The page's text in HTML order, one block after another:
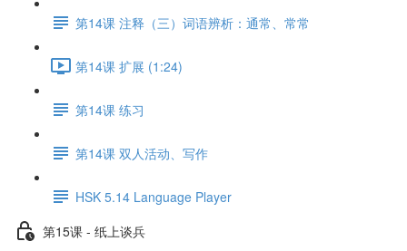
第14课 注释（三）词语辨析：通常、常常
第14课 扩展 (1:24)
第14课 练习
第14课 双人活动、写作
HSK 5.14 Language Player
第15课 - 纸上谈兵